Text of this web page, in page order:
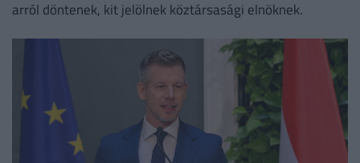
arról döntenek, kit jelölnek köztársasági elnöknek.